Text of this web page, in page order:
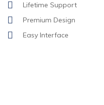
Lifetime Support
Premium Design
Easy Interface